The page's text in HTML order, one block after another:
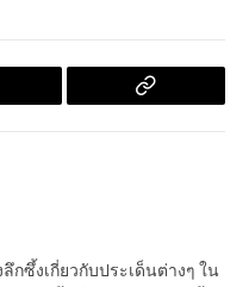
Copy
กซึ้งเกี่ยวกับประเด็นต่างๆ ใน